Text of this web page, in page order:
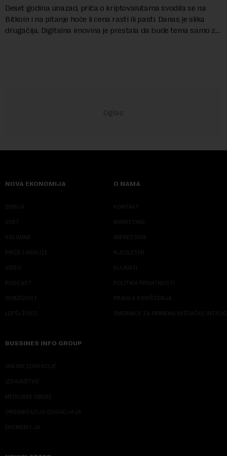
Deset godina unazad, priča o kriptovalutama svodila se na
Bitkoin i na pitanje hoće li cena rasti ili pasti. Danas je slika
drugačija. Digitalna imovina je prestala da bude tema samo za
NOVA EKONOMIJA
SRBIJA
SVET
KOLUMNE
PRIČE I ANALIZE
VIDEO
PODCAST
ODRŽIVOST
LEPŠI ŽIVOT
O NAMA
KONTAKT
MARKETING
IMPRESSUM
NJUZLETER
KLIJENTI
POLITIKA PRIVATNOSTI
PRAVILA KORIŠĆENJA
SMERNICE ZA PRIMENU VEŠTAČKE
BUSSINES INFO GROUP
ONLINE EDUKACIJE
IZDAVAŠTVO
MEDIJSKE OBUKE
ORGANIZACIJA DOGADJAJA
EKONOM I JA